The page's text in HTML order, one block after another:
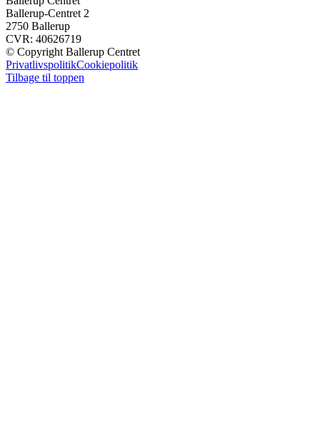
Ballerup-Centret 2
2750 Ballerup
CVR: 40626719
© Copyright Ballerup Centret
PrivatlivspolitikCookiepolitik
Tilbage til toppen